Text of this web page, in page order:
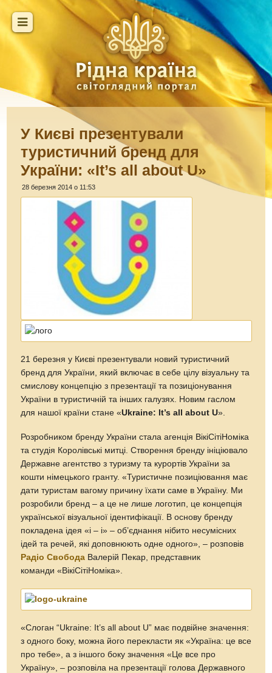
У Києві презентували
туристичний бренд для
України: «It’s all about U»
28 березня 2014 о 11:53
21 березня у Києві презентували новий туристичний
бренд для України, який включає в себе цілу візуальну та
смислову концепцію з презентації та позиціонування
України в туристичній та інших галузях. Новим гаслом
для нашої країни стане «Ukraine: It’s all about U».
Розробником бренду України стала агенція ВікіСітіНоміка
та студія Королівські митці. Створення бренду ініціювало
Державне агентство з туризму та курортів України за
кошти німецького гранту. «Туристичне позиціювання має
дати туристам вагому причину їхати саме в Україну. Ми
розробили бренд – а це не лише логотип, це концепція
української візуальної ідентифікації. В основу бренду
покладена ідея «і – і» – об’єднання нібито несумісних
ідей та речей, які доповнюють одне одного», – розповів
Радіо Свобода Валерій Пекар, представник
команди «ВікіСітіНоміка».
«Слоган “Ukraine: It’s all about U” має подвійне значення:
з одного боку, можна його перекласти як «Україна: це все
про тебе», а з іншого боку значення «Це все про
Україну», – розповіла на презентації голова Державного